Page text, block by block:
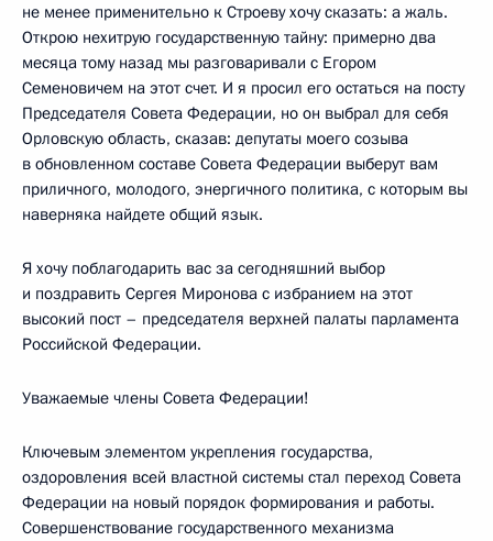
не менее применительно к Строеву хочу сказать: а жаль.
Открою нехитрую государственную тайну: примерно два
месяца тому назад мы разговаривали с Егором
Семеновичем на этот счет. И я просил его остаться на посту
Председателя Совета Федерации, но он выбрал для себя
Орловскую область, сказав: депутаты моего созыва
в обновленном составе Совета Федерации выберут вам
приличного, молодого, энергичного политика, с которым вы
наверняка найдете общий язык.
Я хочу поблагодарить вас за сегодняшний выбор
и поздравить Сергея Миронова с избранием на этот
высокий пост – председателя верхней палаты парламента
Российской Федерации.
Уважаемые члены Совета Федерации!
Ключевым элементом укрепления государства,
оздоровления всей властной системы стал переход Совета
Федерации на новый порядок формирования и работы.
Совершенствование государственного механизма